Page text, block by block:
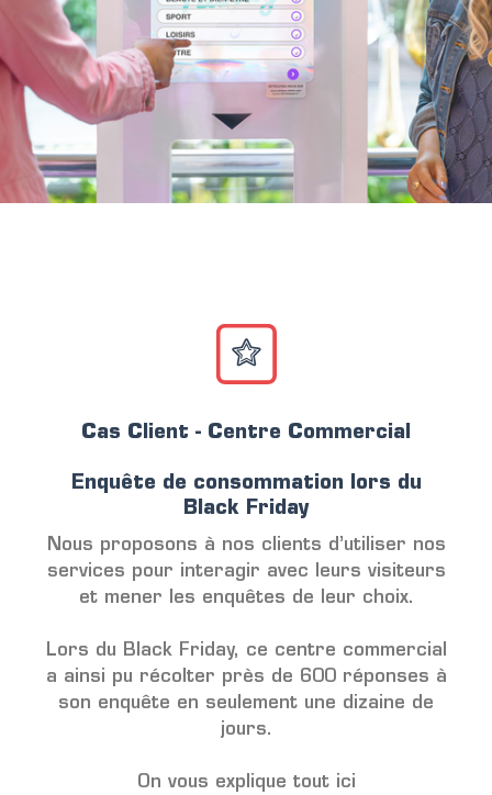
Cas Client - Centre Commercial
Enquête de consommation lors du
Black Friday
Nous proposons à nos clients d’utiliser nos
services pour interagir avec leurs visiteurs
et mener les enquêtes de leur choix.
Lors du Black Friday, ce centre commercial
a ainsi pu récolter près de 600 réponses à
son enquête en seulement une dizaine de
jours.
On vous explique tout ici